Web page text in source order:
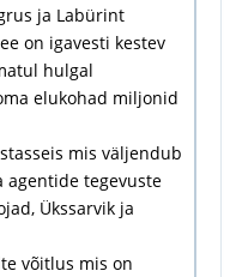
ja Labürint
on igavesti kestev
hulgal
elukohad miljonid
mis väljendub
agentide tegevuste
Ükssarvik ja
võitlus mis on